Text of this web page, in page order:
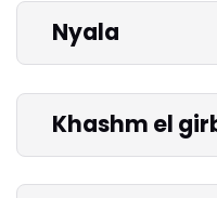
Nyala
Khashm el